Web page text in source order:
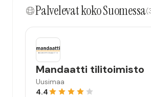
Palvelevat koko Suomessa
Mandaatti tilitoimisto
Uusimaa
4.4